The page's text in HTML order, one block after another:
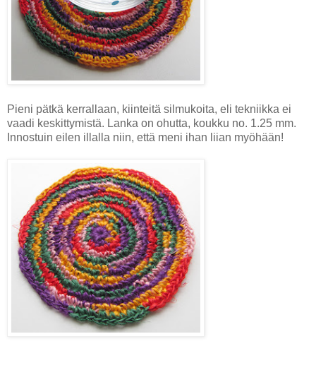
Pieni pätkä kerrallaan, kiinteitä silmukoita, eli tekniikka ei
vaadi keskittymistä. Lanka on ohutta, koukku no. 1.25 mm.
Innostuin eilen illalla niin, että meni ihan liian myöhään!